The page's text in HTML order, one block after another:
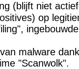
(blijft niet
op
malware
"Scanwolk".